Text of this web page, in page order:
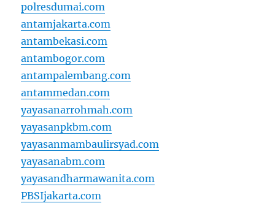
polresdumai.com
antamjakarta.com
antambekasi.com
antambogor.com
antampalembang.com
antammedan.com
yayasanarrohmah.com
yayasanpkbm.com
yayasanmambaulirsyad.com
yayasanabm.com
yayasandharmawanita.com
PBSIjakarta.com